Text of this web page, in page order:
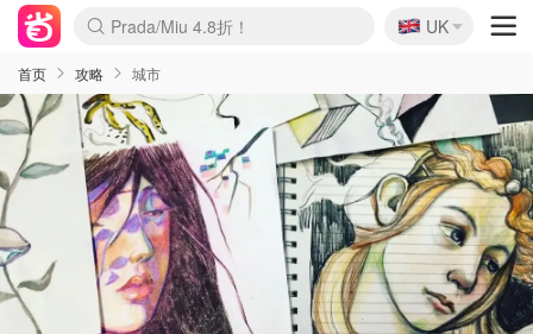
麦卢卡蜂蜜夏促！个位数！
Prada/Miu 4.8折！
啥？必胜客披萨5折！
🇬🇧
UK
首页 攻略 城市